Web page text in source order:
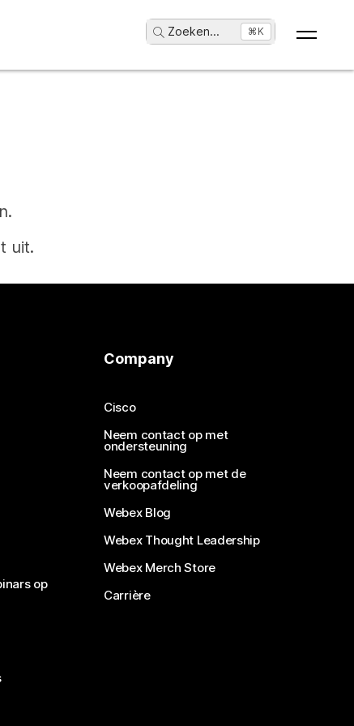
Zoeken... ⌘K
uit.
op
Company
Cisco
Neem contact op met
ondersteuning
Neem contact op met de
verkoopafdeling
Webex Blog
Webex Thought Leadership
Webex Merch Store
Carrière